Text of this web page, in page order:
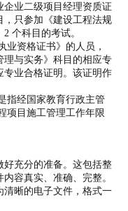
业二级项目经理资质证
只参加《建设工程法规
个科目的考试。
资格证书》的人员，
与实务》科目的相应专
专业合格证明。该证明作
指经国家教育行政主管
项目施工管理工作年限
充分的准备。这包括整
容真实、准确、完整。
清晰的电子文件，格式一